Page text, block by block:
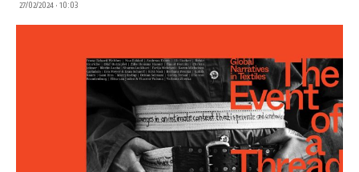
27/02/2024 • 10:03